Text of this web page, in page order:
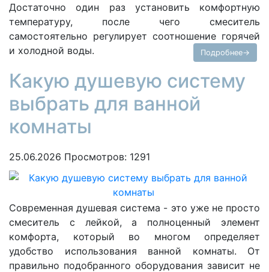
Достаточно один раз установить комфортную
температуру, после чего смеситель
самостоятельно регулирует соотношение горячей
и холодной воды.
Подробнее→
Какую душевую систему
выбрать для ванной
комнаты
25.06.2026 Просмотров: 1291
Современная душевая система - это уже не просто
смеситель с лейкой, а полноценный элемент
комфорта, который во многом определяет
удобство использования ванной комнаты. От
правильно подобранного оборудования зависит не